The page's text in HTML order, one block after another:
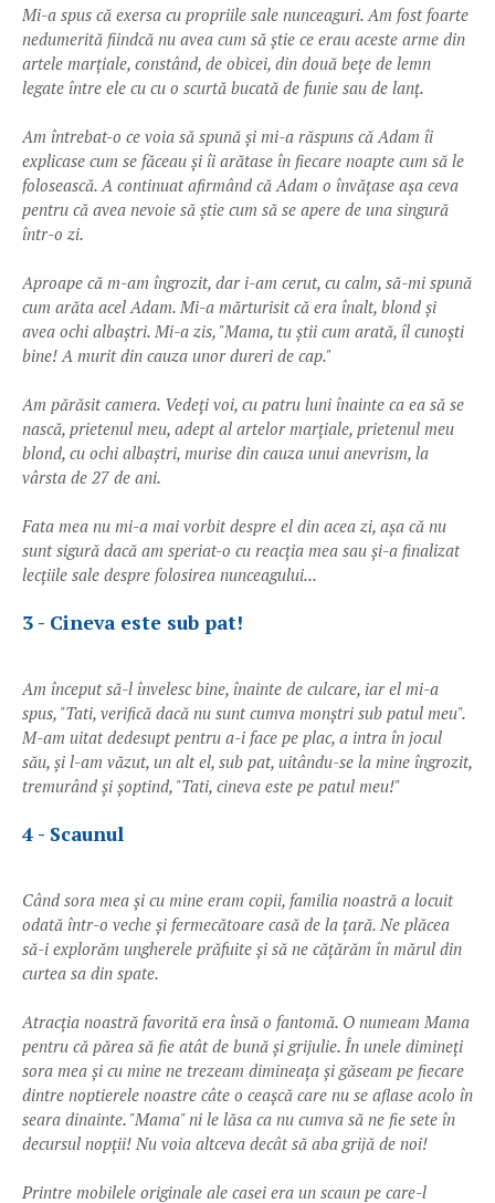
Mi-a spus că exersa cu propriile sale nunceaguri. Am fost foarte
nedumerită fiindcă nu avea cum să știe ce erau aceste arme din
artele marțiale, constând, de obicei, din două bețe de lemn
legate între ele cu cu o scurtă bucată de funie sau de lanț.
Am întrebat-o ce voia să spună și mi-a răspuns că Adam îi
explicase cum se făceau și îi arătase în fiecare noapte cum să le
folosească. A continuat afirmând că Adam o învățase așa ceva
pentru că avea nevoie să știe cum să se apere de una singură
într-o zi.
Aproape că m-am îngrozit, dar i-am cerut, cu calm, să-mi spună
cum arăta acel Adam. Mi-a mărturisit că era înalt, blond și
avea ochi albaștri. Mi-a zis, "Mama, tu știi cum arată, îl cunoști
bine! A murit din cauza unor dureri de cap."
Am părăsit camera. Vedeți voi, cu patru luni înainte ca ea să se
nască, prietenul meu, adept al artelor marțiale, prietenul meu
blond, cu ochi albaștri, murise din cauza unui anevrism, la
vârsta de 27 de ani.
Fata mea nu mi-a mai vorbit despre el din acea zi, așa că nu
sunt sigură dacă am speriat-o cu reacția mea sau și-a finalizat
lecțiile sale despre folosirea nunceagului...
3 - Cineva este sub pat!
Am început să-l învelesc bine, înainte de culcare, iar el mi-a
spus, "Tati, verifică dacă nu sunt cumva monștri sub patul meu".
M-am uitat dedesupt pentru a-i face pe plac, a intra în jocul
său, și l-am văzut, un alt el, sub pat, uitându-se la mine îngrozit,
tremurând și șoptind, "Tati, cineva este pe patul meu!"
4 - Scaunul
Când sora mea și cu mine eram copii, familia noastră a locuit
odată într-o veche și fermecătoare casă de la țară. Ne plăcea
să-i explorăm ungherele prăfuite și să ne cățărăm în mărul din
curtea sa din spate.
Atracția noastră favorită era însă o fantomă. O numeam Mama
pentru că părea să fie atât de bună și grijulie. În unele dimineți
sora mea și cu mine ne trezeam dimineața și găseam pe fiecare
dintre noptierele noastre câte o ceașcă care nu se aflase acolo în
seara dinainte. "Mama" ni le lăsa ca nu cumva să ne fie sete în
decursul nopții! Nu voia altceva decât să aba grijă de noi!
Printre mobilele originale ale casei era un scaun pe care-l